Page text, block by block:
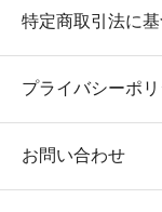
特定商取引法に
プライバシーポ
お問い合わせ